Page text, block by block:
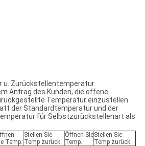
u. Zurückstellentemperatur
Antrag des Kunden, die offene
Temperatur einzustellen.
der Standardtemperatur und der
für Selbstzurückstellenart als
Temp.
Stellen Sie
Temp zurück.
Öffnen Sie
Temp.
Stellen Sie
Temp zurück.